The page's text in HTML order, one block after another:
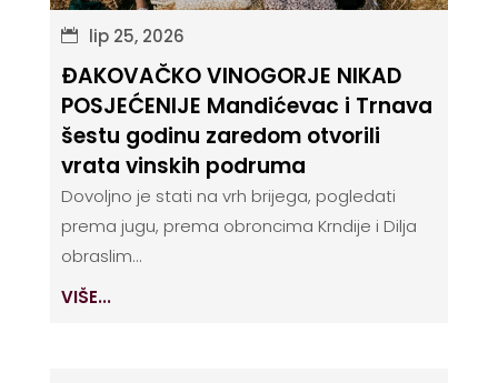
lip 25, 2026
ĐAKOVAČKO VINOGORJE NIKAD
POSJEĆENIJE Mandićevac i Trnava
šestu godinu zaredom otvorili
vrata vinskih podruma
Dovoljno je stati na vrh brijega, pogledati
prema jugu, prema obroncima Krndije i Dilja
obraslim...
VIŠE...